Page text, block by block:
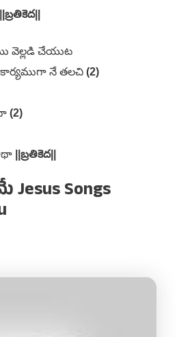
||బ్రతికెద||
వెల్లడి చేయుట
నే తలచి (2)
(2)
||బ్రతికెద||
Songs